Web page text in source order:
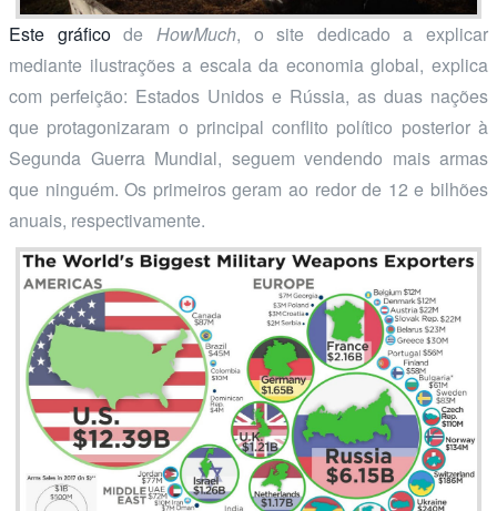
Este gráficode HowMuch, o site dedicado a explicar
mediante ilustrações a escala da economia global, explica
com perfeição: Estados Unidos e Rússia, as duas nações
que protagonizaram o principal conflito político posterior à
Segunda Guerra Mundial, seguem vendendo mais armas
que ninguém. Os primeiros geram ao redor de 12 e bilhões
anuais, respectivamente.